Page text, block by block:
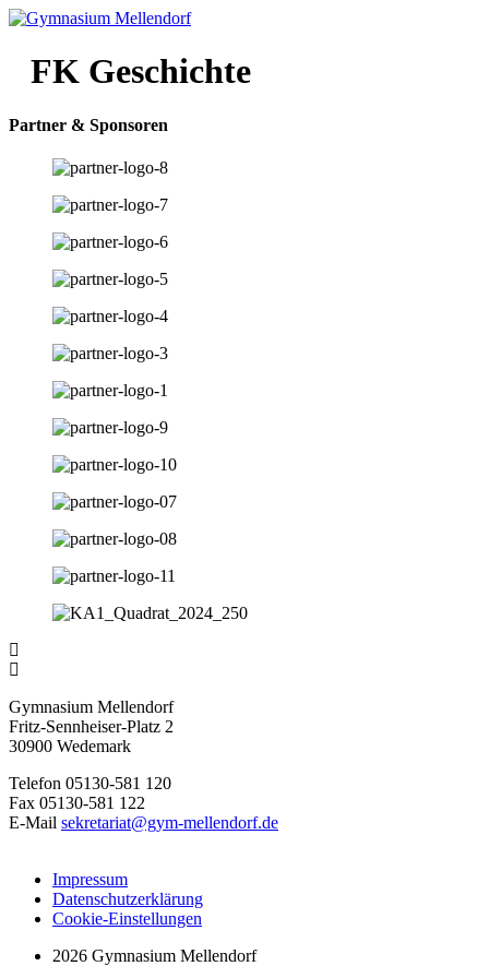
FK Geschichte
Partner & Sponsoren
Gymnasium Mellendorf
Fritz-Sennheiser-Platz 2
30900 Wedemark
Telefon 05130-581 120
Fax 05130-581 122
E-Mail sekretariat@gym-mellendorf.de
Impressum
Datenschutzerklärung
Cookie-Einstellungen
2026 Gymnasium Mellendorf